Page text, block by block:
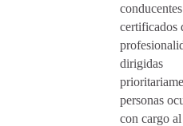
certificados
dirigidas
personas
con cargo al